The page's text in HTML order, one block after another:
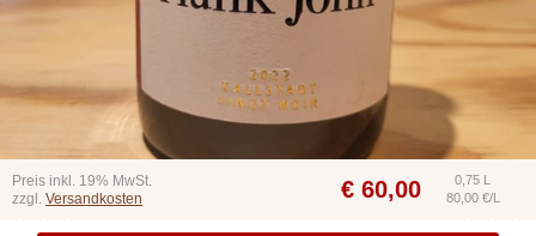
Preis inkl. 19% MwSt.
zzgl. Versandkosten € 60,00
0,75 L
80,00 €/L